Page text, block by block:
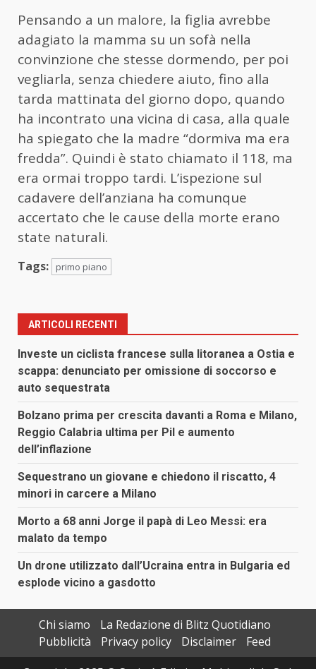
Pensando a un malore, la figlia avrebbe
adagiato la mamma su un sofà nella
convinzione che stesse dormendo, per poi
vegliarla, senza chiedere aiuto, fino alla
tarda mattinata del giorno dopo, quando
ha incontrato una vicina di casa, alla quale
ha spiegato che la madre “dormiva ma era
fredda”. Quindi è stato chiamato il 118, ma
era ormai troppo tardi. L’ispezione sul
cadavere dell’anziana ha comunque
accertato che le cause della morte erano
state naturali.
Tags: primo piano
ARTICOLI RECENTI
Investe un ciclista francese sulla litoranea a Ostia e
scappa: denunciato per omissione di soccorso e
auto sequestrata
Bolzano prima per crescita davanti a Roma e Milano,
Reggio Calabria ultima per Pil e aumento
dell’inflazione
Sequestrano un giovane e chiedono il riscatto, 4
minori in carcere a Milano
Morto a 68 anni Jorge il papà di Leo Messi: era
malato da tempo
Un drone utilizzato dall’Ucraina entra in Bulgaria ed
esplode vicino a gasdotto
Chi siamo
La Redazione di Blitz Quotidiano
Pubblicità
Privacy policy Disclaimer
Feed